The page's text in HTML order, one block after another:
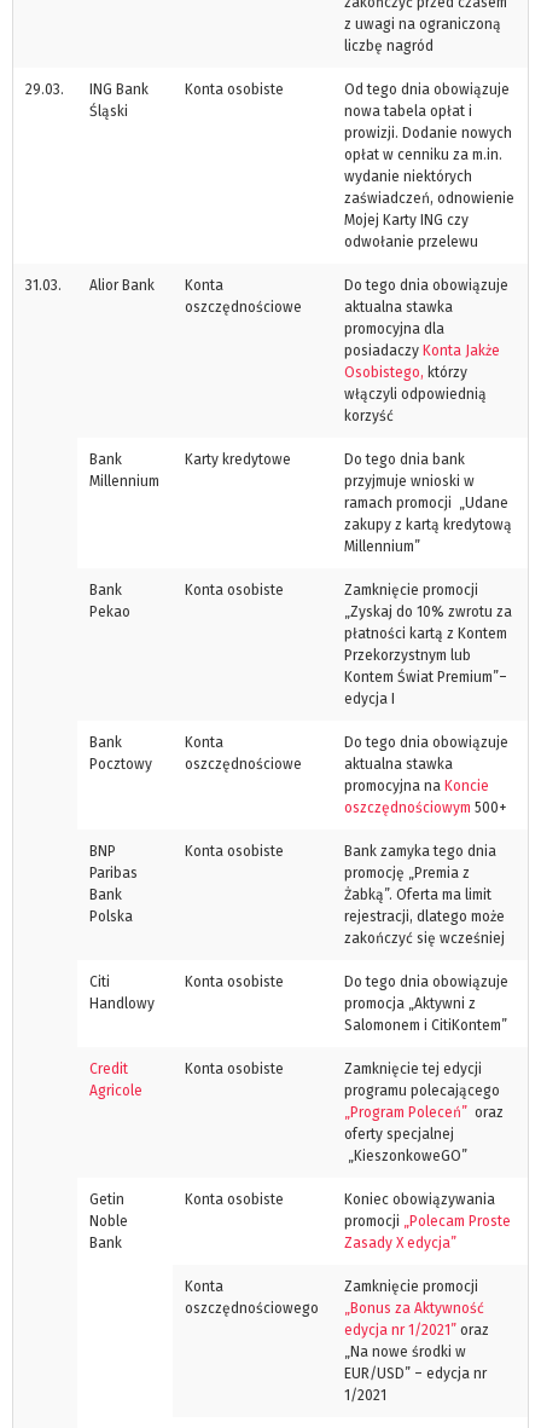
z uwagi na ograniczoną
liczbę nagród
29.03.
ING Bank
Śląski
Konta osobiste
Od tego dnia obowiązuje
nowa tabela opłat i
prowizji. Dodanie nowych
opłat w cenniku za m.in.
wydanie niektórych
zaświadczeń, odnowienie
Mojej Karty ING czy
odwołanie przelewu
31.03. Alior Bank
Konta
oszczędnościowe
Do tego dnia obowiązuje
aktualna stawka
promocyjna dla
posiadaczy Konta Jakże
Osobistego, którzy
włączyli odpowiednią
korzyść
Bank
Millennium
Karty kredytowe
Do tego dnia bank
przyjmuje wnioski w
ramach promocji „Udane
zakupy z kartą kredytową
Millennium”
Bank
Pekao
Konta osobiste
Zamknięcie promocji
„Zyskaj do 10% zwrotu za
płatności kartą z Kontem
Przekorzystnym lub
Kontem Świat Premium”–
edycja I
Bank
Pocztowy
Konta
oszczędnościowe
Do tego dnia obowiązuje
aktualna stawka
promocyjna na Koncie
oszczędnościowym 500+
BNP
Paribas
Bank
Polska
Konta osobiste
Bank zamyka tego dnia
promocję „Premia z
Żabką”. Oferta ma limit
rejestracji, dlatego może
zakończyć się wcześniej
Citi
Handlowy
Konta osobiste
Do tego dnia obowiązuje
promocja „Aktywni z
Salomonem i CitiKontem”
Credit
Agricole
Konta osobiste
Zamknięcie tej edycji
programu polecającego
„Program Poleceń” oraz
oferty specjalnej
„KieszonkoweGO”
Getin
Noble
Bank
Konta osobiste
Koniec obowiązywania
promocji
„Polecam Proste
Zasady X edycja”
Konta
oszczędnościowego
Zamknięcie promocji
„Bonus za Aktywność
edycja nr 1/2021” oraz
„Na nowe środki w
EUR/USD” – edycja nr
1/2021